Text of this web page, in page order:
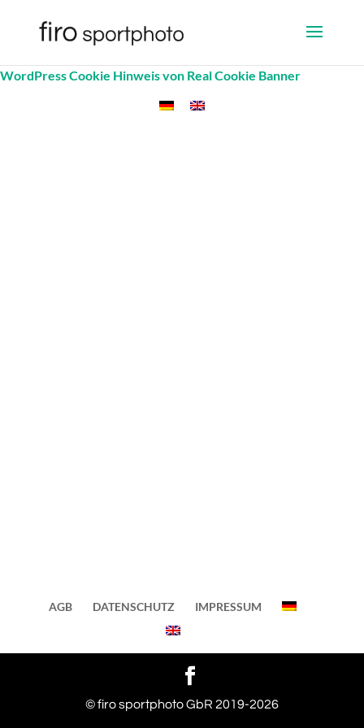
AGB DATENSCHUTZ IMPRESSUM
© firo sportphoto GbR 2019-2026
WordPress Cookie Hinweis von Real Cookie Banner